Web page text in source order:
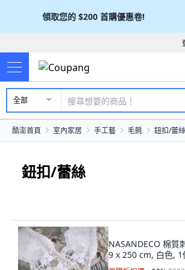
領取您的 $200 首購優惠卷!
全部
酷澎首頁 室內家居 手工藝 毛氈 鈕扣/蕾絲
鈕扣/蕾絲
NASANDECO 棉質
9 x 250 cm, 白色, 1